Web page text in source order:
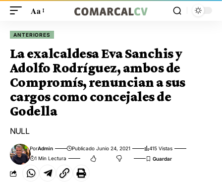
Aa
ANTERIORES
La exalcaldesa Eva Sanchis y
Adolfo Rodríguez, ambos de
Compromís, renuncian a sus
cargos como concejales de
Godella
NULL
PorAdmin Publicado Junio 24, 2021
415 Vistas
1 Min Lectura